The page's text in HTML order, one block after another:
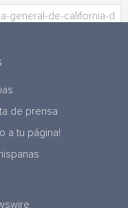
de prensa
a tu página!